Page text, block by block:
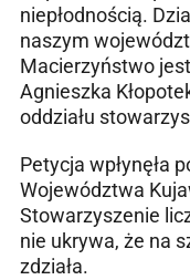
niepłodnością.
naszym
Macierzyństwo
Agnieszka
oddziału
Petycja wpłynęła
Województwa
Stowarzyszenie
nie ukrywa, że na
zdziała.